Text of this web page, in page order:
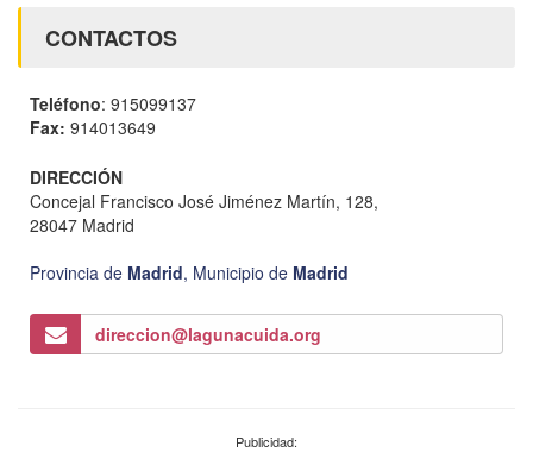
CONTACTOS
Teléfono: 915099137
Fax: 914013649
DIRECCIÓN
Concejal Francisco José Jiménez Martín, 128,
28047 Madrid
Provincia de Madrid, Municipio de Madrid
direccion@lagunacuida.org
Publicidad: